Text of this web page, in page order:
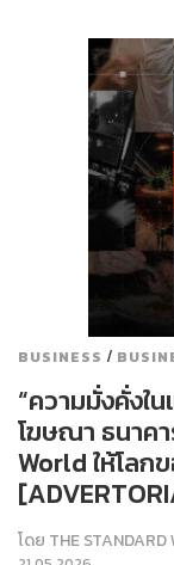
BUSINESS /
“ความมั่งคั่ง
โฆษณา ธนาค
World ให้โล
โดย THE STANDARD